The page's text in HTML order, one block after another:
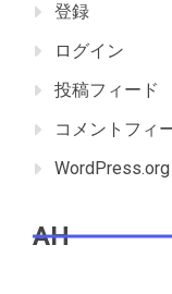
登録
ログイン
投稿フィード
コメントフィ
WordPress.org
AH